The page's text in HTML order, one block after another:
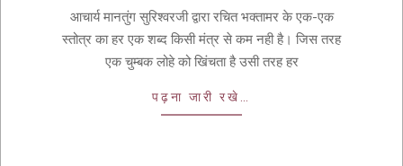
आचार्य मानतुंग सुरिश्वरजी द्वारा रचित भक्तामर के एक-एक
स्तोत्र का हर एक शब्द किसी मंत्र से कम नही है। जिस तरह
एक चुम्बक लोहे को खिंचता है उसी तरह हर
पढ़ना जारी रखे…